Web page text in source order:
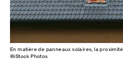
En matière de panneaux solaires, la
©iStock Photos